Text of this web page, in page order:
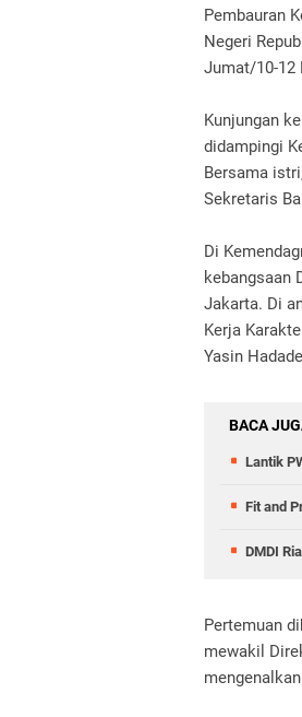
Pembauran
Negeri
Jumat/10-12
Kunjungan
didampingi
Bersama
Sekretaris
Di
kebangsaan
Jakarta. Di
Kerja
Yasin
BACA
Lantik
Fit and
DMDI
Pertemuan
mewakil